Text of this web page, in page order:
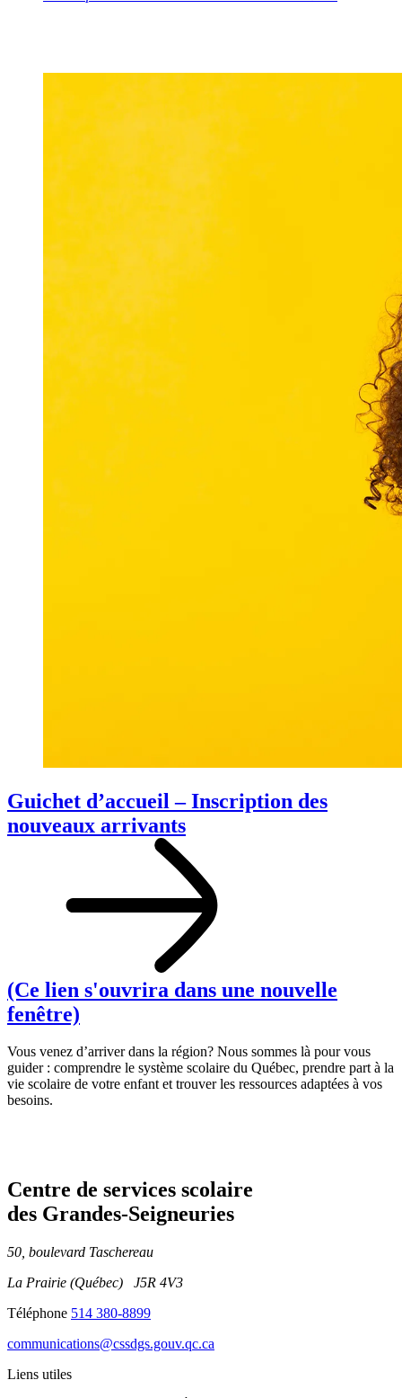
Guichet d’accueil – Inscription des
nouveaux arrivants
(Ce lien s'ouvrira dans une nouvelle
fenêtre)
Vous venez d’arriver dans la région? Nous sommes là pour vous
guider : comprendre le système scolaire du Québec, prendre part à la
vie scolaire de votre enfant et trouver les ressources adaptées à vos
besoins.
Centre de services scolaire
des Grandes‑Seigneuries
50, boulevard Taschereau
La Prairie (Québec) J5R 4V3
Téléphone 514 380-8899
communications@cssdgs.gouv.qc.ca
Liens utiles